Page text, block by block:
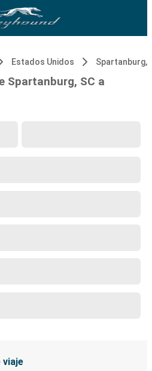
Estados Unidos Spartanburg,
Spartanburg, SC a
viaje